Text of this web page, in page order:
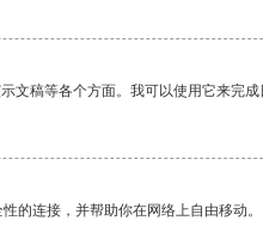
文稿等各个方面。我可以使用它来完成
的连接，并帮助你在网络上自由移动。